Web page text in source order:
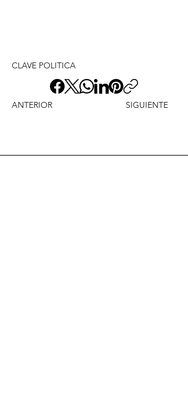
CLAVE POLITICA
ANTERIOR SIGUIENTE